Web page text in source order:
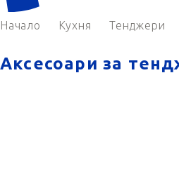
Начало Кухня Тенджери
Аксесоари за